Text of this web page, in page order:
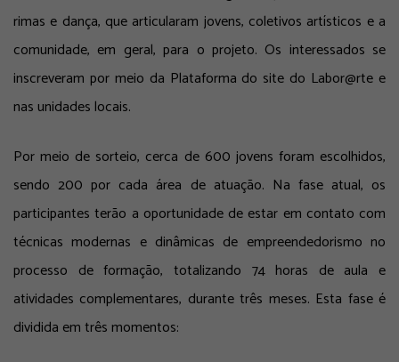
rimas e dança, que articularam jovens, coletivos artísticos e a
comunidade, em geral, para o projeto. Os interessados se
inscreveram por meio da Plataforma do site do Labor@rte e
nas unidades locais.
Por meio de sorteio, cerca de 600 jovens foram escolhidos,
sendo 200 por cada área de atuação. Na fase atual, os
participantes terão a oportunidade de estar em contato com
técnicas modernas e dinâmicas de empreendedorismo no
processo de formação, totalizando 74 horas de aula e
atividades complementares, durante três meses. Esta fase é
dividida em três momentos: